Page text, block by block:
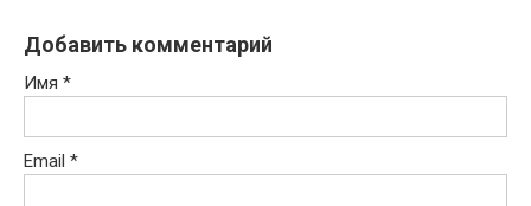
Добавить комментарий
Имя *
Email *